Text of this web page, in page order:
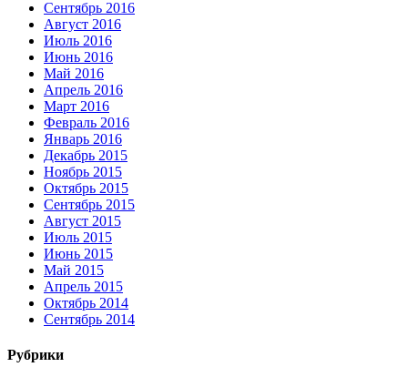
Сентябрь 2016
Август 2016
Июль 2016
Июнь 2016
Май 2016
Апрель 2016
Март 2016
Февраль 2016
Январь 2016
Декабрь 2015
Ноябрь 2015
Октябрь 2015
Сентябрь 2015
Август 2015
Июль 2015
Июнь 2015
Май 2015
Апрель 2015
Октябрь 2014
Сентябрь 2014
Рубрики